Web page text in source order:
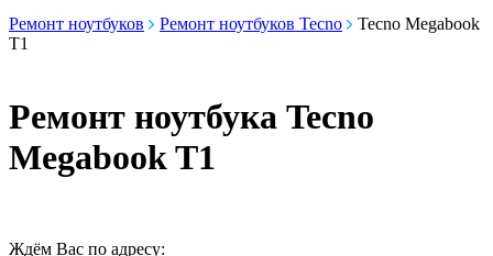
Ремонт ноутбуков
Ремонт ноутбуков Tecno
Tecno Megabook
T1
Ремонт ноутбука Tecno
Megabook T1
Ждём Вас по адресу: